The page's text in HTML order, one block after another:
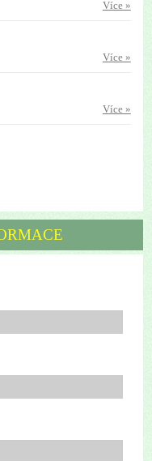
Více »
Více »
Více »